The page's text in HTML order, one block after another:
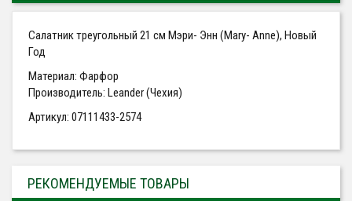
Салатник треугольный 21 см Мэри- Энн (Mary- Anne), Новый
Год
Материал: Фарфор
Производитель: Leander (Чехия)
Артикул: 07111433-2574
РЕКОМЕНДУЕМЫЕ ТОВАРЫ